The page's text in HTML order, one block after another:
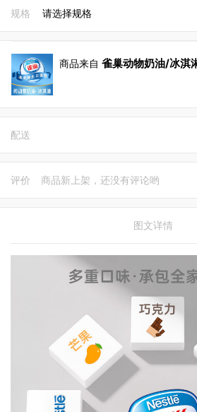
规格 请选择规格
商品来自 雀巢动物奶油/冰淇
配送
评价 商品新上架，还没有评论哟
图文详情